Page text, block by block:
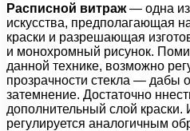
Расписной витраж— одна из
искусства, предполагающая
краски и разрешающая
и монохромный рисунок.
данной технике, возможно
прозрачности стекла — дабы
затемнение. Достаточно
дополнительный слой краски.
регулируется аналогичным